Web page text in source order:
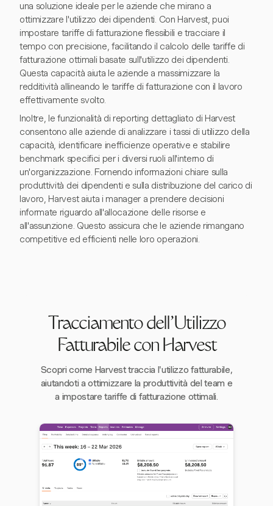
una soluzione ideale per le aziende che mirano a
ottimizzare l'utilizzo dei dipendenti. Con Harvest, puoi
impostare tariffe di fatturazione flessibili e tracciare il
tempo con precisione, facilitando il calcolo delle tariffe di
fatturazione ottimali basate sull'utilizzo dei dipendenti.
Questa capacità aiuta le aziende a massimizzare la
redditività allineando le tariffe di fatturazione con il lavoro
effettivamente svolto.
Inoltre, le funzionalità di reporting dettagliato di Harvest
consentono alle aziende di analizzare i tassi di utilizzo della
capacità, identificare inefficienze operative e stabilire
benchmark specifici per i diversi ruoli all'interno di
un'organizzazione. Fornendo informazioni chiare sulla
produttività dei dipendenti e sulla distribuzione del carico di
lavoro, Harvest aiuta i manager a prendere decisioni
informate riguardo all'allocazione delle risorse e
all'assunzione. Questo assicura che le aziende rimangano
competitive ed efficienti nelle loro operazioni.
Tracciamento dell'Utilizzo
Fatturabile con Harvest
Scopri come Harvest traccia l'utilizzo fatturabile,
aiutandoti a ottimizzare la produttività del team e
a impostare tariffe di fatturazione ottimali.